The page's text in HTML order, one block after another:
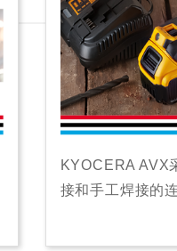
KYOCERA AVX
接和手工焊接的